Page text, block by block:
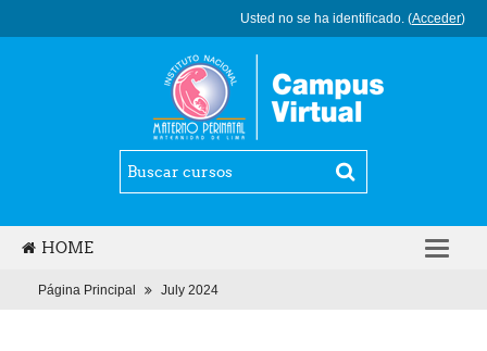
Usted no se ha identificado. (Acceder)
HOME
ESPAÑOL - INTERNACIONAL (ES)
Página Principal July 2024